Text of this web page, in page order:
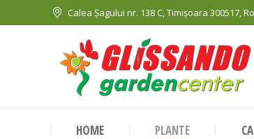
Calea Șagului nr. 138 C, Timișoara 300517,
HOME PLANTE